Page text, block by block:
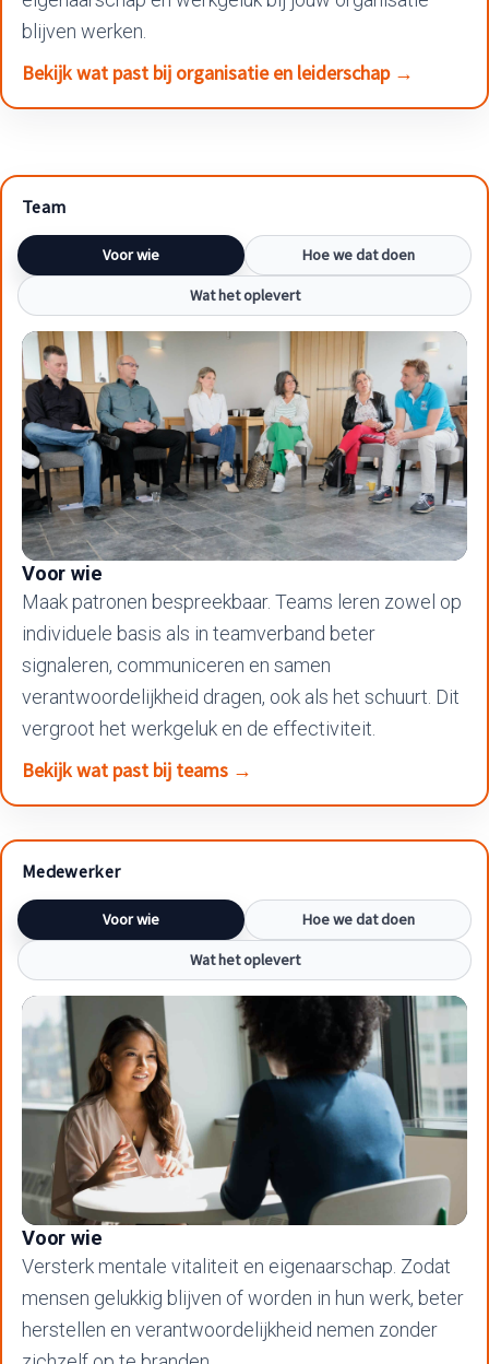
blijven werken.
Bekijk wat past bij organisatie en leiderschap →
Team
Voor wie Hoe we dat doen
Wat het oplevert
Voor wie
Maak patronen bespreekbaar. Teams leren zowel op
individuele basis als in teamverband beter
signaleren, communiceren en samen
verantwoordelijkheid dragen, ook als het schuurt. Dit
vergroot het werkgeluk en de effectiviteit.
Bekijk wat past bij teams →
Medewerker
Voor wie Hoe we dat doen
Wat het oplevert
Voor wie
Versterk mentale vitaliteit en eigenaarschap. Zodat
mensen gelukkig blijven of worden in hun werk, beter
herstellen en verantwoordelijkheid nemen zonder